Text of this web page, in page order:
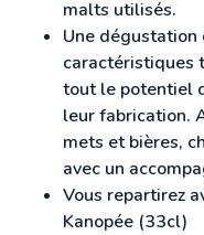
malts utilisés.
Une dégustation
caractéristiques
tout le potentiel
leur fabrication.
mets et bières,
avec un
Vous repartirez
Kanopée (33cl)